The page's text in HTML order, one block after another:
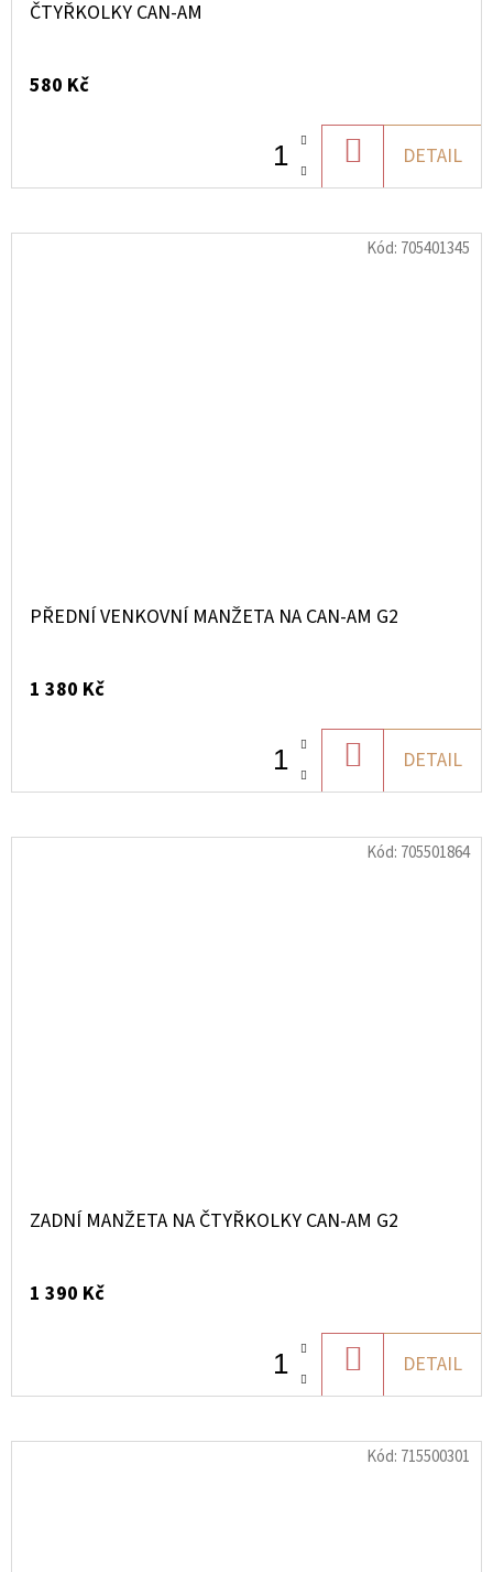
ČTYŘKOLKY CAN-AM
580 Kč
KOŠÍKU
DETAIL
PŘEDNÍ VENKOVNÍ MANŽETA NA CAN-AM G2
1 380 Kč
KOŠÍKU
DETAIL
Kód: 705401345
ZADNÍ MANŽETA NA ČTYŘKOLKY CAN-AM G2
1 390 Kč
KOŠÍKU
DETAIL
Kód: 705501864
Kód: 715500301